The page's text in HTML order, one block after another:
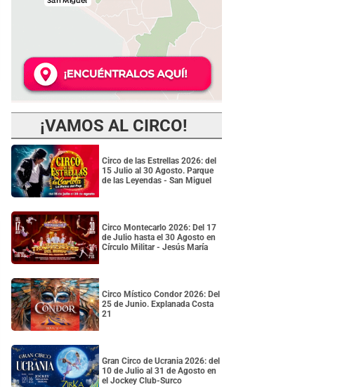
¡VAMOS AL CIRCO!
Circo de las Estrellas 2026: del
15 Julio al 30 Agosto. Parque
de las Leyendas - San Miguel
Circo Montecarlo 2026: Del 17
de Julio hasta el 30 Agosto en
Círculo Militar - Jesús María
Circo Místico Condor 2026: Del
25 de Junio. Explanada Costa
21
Gran Circo de Ucrania 2026: del
10 de Julio al 31 de Agosto en
el Jockey Club-Surco